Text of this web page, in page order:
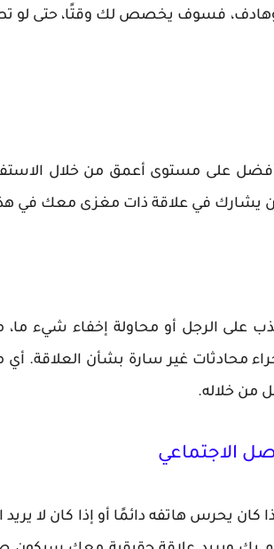
فسوف يخصص لك وقتًا، حتى لو
على مستوى أعمق من خلال
أن يشارك في علاقة ذات مغزى معك في
على الرجل أو محاولة إخفاء شيء ما،
محادثات غير سارة بشأن العلاقة.
من خلاله.
الاجتماعي
يحرس هاتفه دائمًا أو إذا كان لا يريد